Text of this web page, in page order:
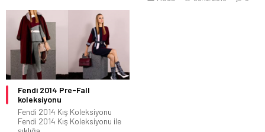
Fendi 2014 Pre-Fall
koleksiyonu
Fendi 2014 Kış Koleksiyonu
Fendi 2014 Kış Koleksiyonu ile